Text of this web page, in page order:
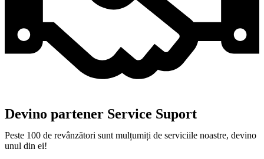
Devino partener Service Suport
Peste 100 de revânzători sunt mulțumiți de serviciile noastre, devino
unul din ei!